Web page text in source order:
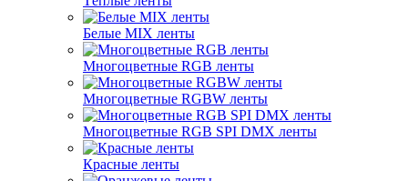
Белые MIX ленты
Многоцветные RGB ленты
Многоцветные RGBW ленты
Многоцветные RGB SPI DMX ленты
Красные ленты